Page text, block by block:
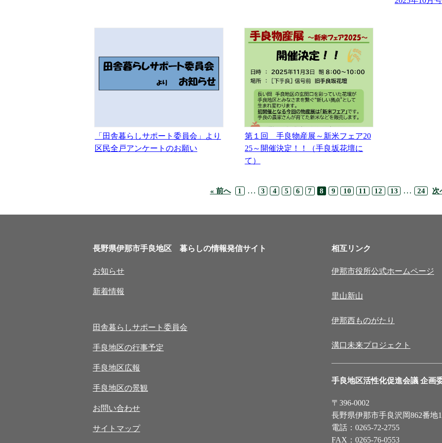
「田舎暮らしサポート委員会」より
区民全戸アンケートのお願い
第１回 手良物産展～新米フェア20
25～開催決定！！（手良坂花壇に
て）
« 前へ 1 … 3 4 5 6 7 8 9 10 11 12 13 … 24 次
長野県伊那市手良地区 暮らしの情報発信サイト
お知らせ
新着情報
田舎暮らしサポート委員会
手良地区の行事予定
手良地区広報
手良地区の景観
お問い合わせ
サイトマップ
相互リンク
伊那市役所公式ホームページ
里山新山
伊那西ものがたり
溝口未来プロジェクト
手良地区活性化促進会議 企画
〒396-0002
長野県伊那市手良沢岡862番
電話：0265-72-2755
FAX：0265-76-0553